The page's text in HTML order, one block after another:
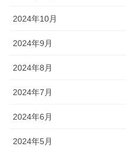
2024年10月
2024年9月
2024年8月
2024年7月
2024年6月
2024年5月